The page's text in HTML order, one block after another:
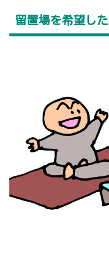
留置場を希望し